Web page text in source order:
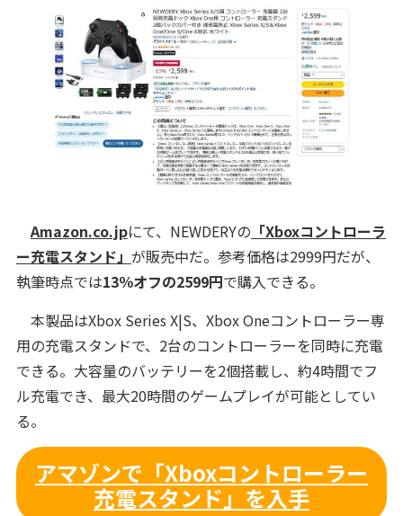
Amazon.co.jpにて、NEWDERYの 「Xboxコントローラ
ー充電スタンド」 が販売中だ。参考価格は2999円だが、
執筆時点では13％オフの2599円で購入できる。
本製品はXbox Series X|S、Xbox Oneコントローラー専
用の充電スタンドで、2台のコントローラーを同時に充電
できる。大容量のバッテリーを2個搭載し、約4時間でフ
ル充電でき、最大20時間のゲームプレイが可能としてい
る。
アマゾンで「Xboxコントローラー
充電スタンド」を入手